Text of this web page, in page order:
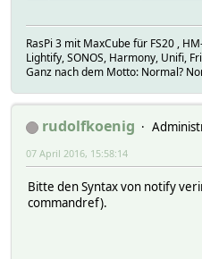
RasPi 3 mit MaxCube für FS20 ,
Lightify, SONOS, Harmony, Unifi,
Ganz nach dem Motto: Normal?
rudolfkoenig
07 April 2016, 15:58:14
Bitte den Syntax von notify
commandref).